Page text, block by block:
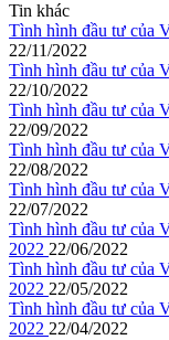
Tin khác
Tình hình đầu tư của
22/11/2022
Tình hình đầu tư của
22/10/2022
Tình hình đầu tư của
22/09/2022
Tình hình đầu tư của
22/08/2022
Tình hình đầu tư của
22/07/2022
Tình hình đầu tư của
2022 22/06/2022
Tình hình đầu tư của
2022 22/05/2022
Tình hình đầu tư của
2022 22/04/2022